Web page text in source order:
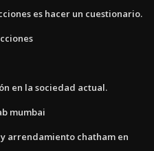
es hacer un cuestionario.
en la sociedad actual.
mumbai
arrendamiento chatham en